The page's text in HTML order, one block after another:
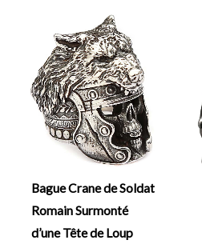
Bague Crane de Soldat
Romain Surmonté
d’une Tête de Loup